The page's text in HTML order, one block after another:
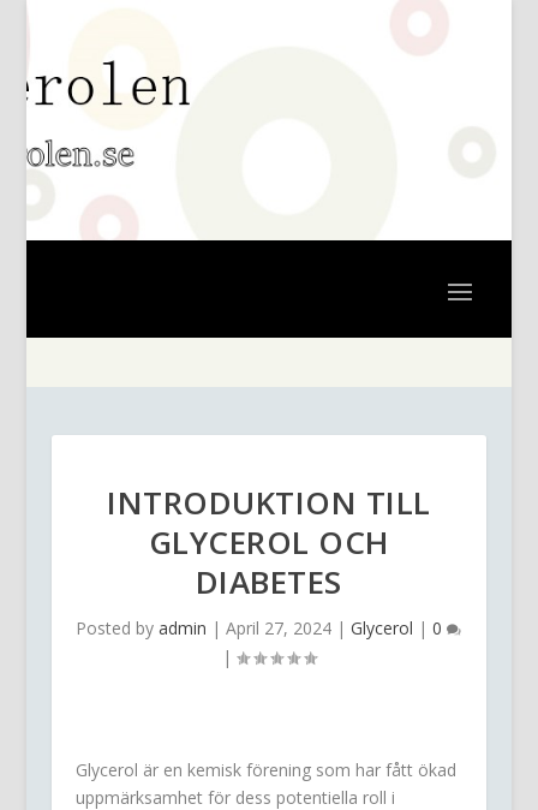
INTRODUKTION TILL
GLYCEROL OCH
DIABETES
Posted byadmin |April 27, 2024 |Glycerol |0
|
Glycerol är en kemisk förening som har fått ökad
uppmärksamhet för dess potentiella roll i